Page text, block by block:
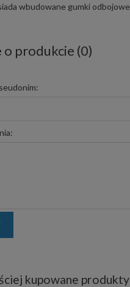
wbudowane gumki odbojowe
o produkcie (0)
kupowane produkty